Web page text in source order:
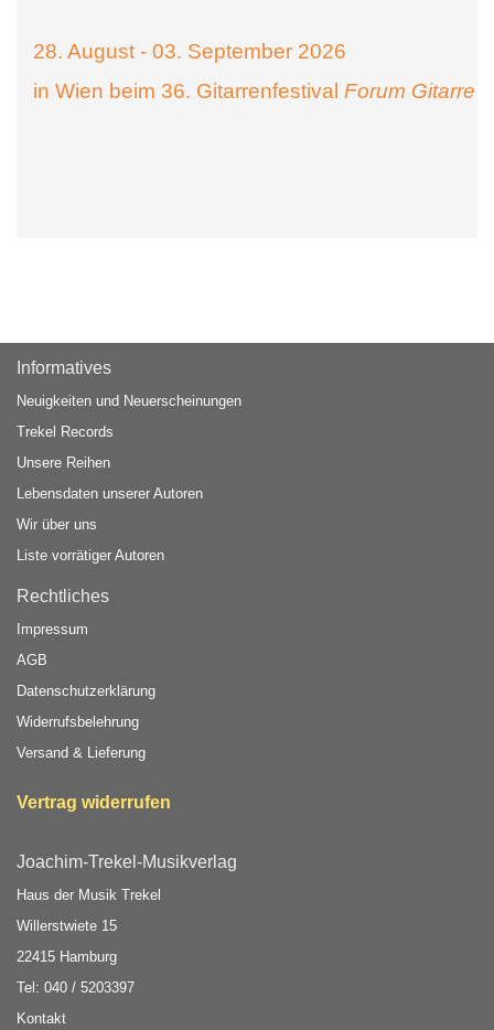
28. August - 03. September 2026
in Wien beim 36. Gitarrenfestival Forum Gitarre
Informatives
Neuigkeiten und Neuerscheinungen
Trekel Records
Unsere Reihen
Lebensdaten unserer Autoren
Wir über uns
Liste vorrätiger Autoren
Rechtliches
Impressum
AGB
Datenschutzerklärung
Widerrufsbelehrung
Versand & Lieferung
Vertrag widerrufen
Joachim-Trekel-Musikverlag
Haus der Musik Trekel
Willerstwiete 15
22415 Hamburg
Tel: 040 / 5203397
Kontakt